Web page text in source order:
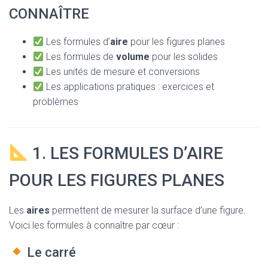
CONNAÎTRE
Les formules d’aire pour les figures planes
Les formules devolume pour les solides
Les unités de mesure et conversions
Les applications pratiques : exercices et
problèmes
1. LES FORMULES D’AIRE
POUR LES FIGURES PLANES
Les aires permettent de mesurer la surface d’une figure.
Voici les formules à connaître par cœur :
Le carré